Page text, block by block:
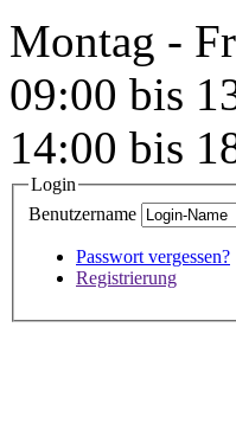
Montag -
09:00 bis
14:00 bis
Login
Benutzername
Passwort vergessen?
Registrierung